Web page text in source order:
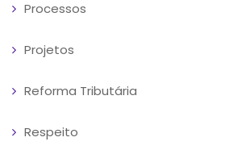
Processos
Projetos
Reforma Tributária
Respeito